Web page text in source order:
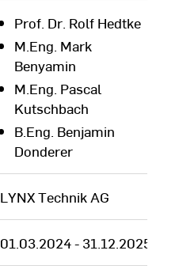
Prof. Dr. Rolf Hedtke
M.Eng. Mark
Benyamin
M.Eng. Pascal
Kutschbach
B.Eng. Benjamin
Donderer
LYNX Technik AG
01.03.2024 - 31.12.2025